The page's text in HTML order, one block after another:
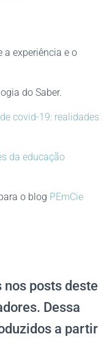
a experiência e o
do Saber.
covid-19: realidades
da educação
o blog PEmCie
nos posts deste
Dessa
a partir